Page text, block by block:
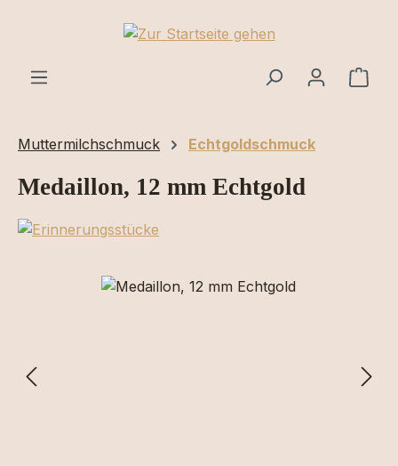
Zum Hauptinhalt springen
Muttermilchschmuck Echtgoldschmuck
Medaillon, 12 mm Echtgold
Bildergalerie überspringen